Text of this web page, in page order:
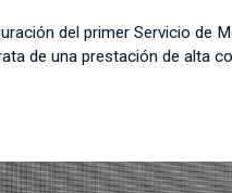
del primer Servicio de
de una prestación de alta